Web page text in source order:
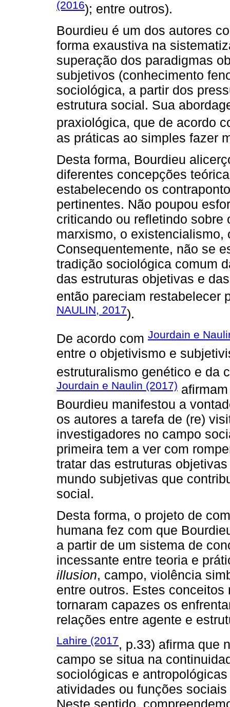
(2016); entre outros).
Bourdieu é um dos autores
forma exaustiva na
superação dos paradigmas
subjetivos (conhecimento
sociológica, a partir dos
estrutura social. Sua
praxiológica, que de acordo
as práticas ao simples fazer
Desta forma, Bourdieu
diferentes concepções
estabelecendo os
pertinentes. Não poupou
criticando ou refletindo
marxismo, o
Consequentemente, não se
tradição sociológica comum
das estruturas objetivas e
então pareciam restabelecer
NAULIN, 2017).
De acordo com Jourdain e
entre o objetivismo e
estruturalismo genético e da
Jourdain e Naulin (2017)
Bourdieu manifestou a
os autores a tarefa de (re)
investigadores no campo
primeira tem a ver com
tratar das estruturas
mundo subjetivas que
social.
Desta forma, o projeto de
humana fez com que
a partir de um sistema de
incessante entre teoria e
illusion, campo, violência
entre outros. Estes
tornaram capazes os
relações entre agente e
Lahire (2017, p.33) afirma que
campo se situa na
sociológicas e
atividades ou funções
Neste sentido,